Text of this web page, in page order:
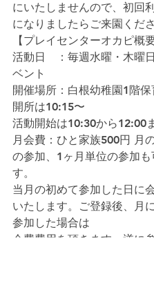
にいたしませんので、初回
になりましたらご来園くださ
【プレイセンターオカピ概要
活動日　：毎週水曜・木曜
ベント
開催場所：白根幼稚園1階
開所は10:15〜
活動開始は10:30から12:00
月会費：ひと家族500円 月
の参加、1ヶ月単位の参加も
す。
当月の初めて参加した日に
いたします。ご登録後、月
参加した場合は
会費費用を頂きます。逆に